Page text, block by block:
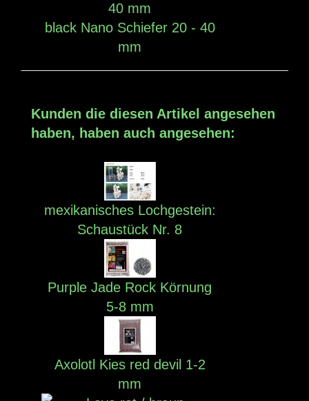
black Nano Schiefer 20 - 40
mm
Kunden die diesen Artikel angesehen
haben, haben auch angesehen:
mexikanisches Lochgestein:
Schaustück Nr. 8
Purple Jade Rock Körnung
5-8 mm
Axolotl Kies red devil 1-2
mm